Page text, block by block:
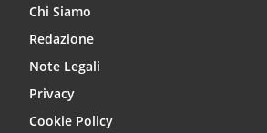
Chi Siamo
Redazione
Note Legali
Privacy
Cookie Policy